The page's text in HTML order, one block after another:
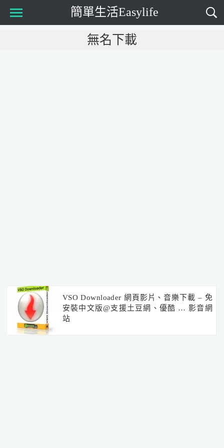
簡單生活Easylife
無名下載
VSO Downloader 網頁影片、音樂下載 – 免
安裝中文版@支援土豆網、優酷 … 影音網
站